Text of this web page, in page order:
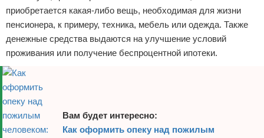
приобретается какая-либо вещь, необходимая для жизни
пенсионера, к примеру, техника, мебель или одежда. Также
денежные средства выдаются на улучшение условий
проживания или получение беспроцентной ипотеки.
Вам будет интересно:
Как оформить опеку над пожилым